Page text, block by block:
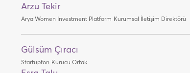
Arzu Tekir
Arya Women Investment Platform Kurumsal İletişim Direktörü
Gülsüm Çıracı
Startupfon Kurucu Ortak